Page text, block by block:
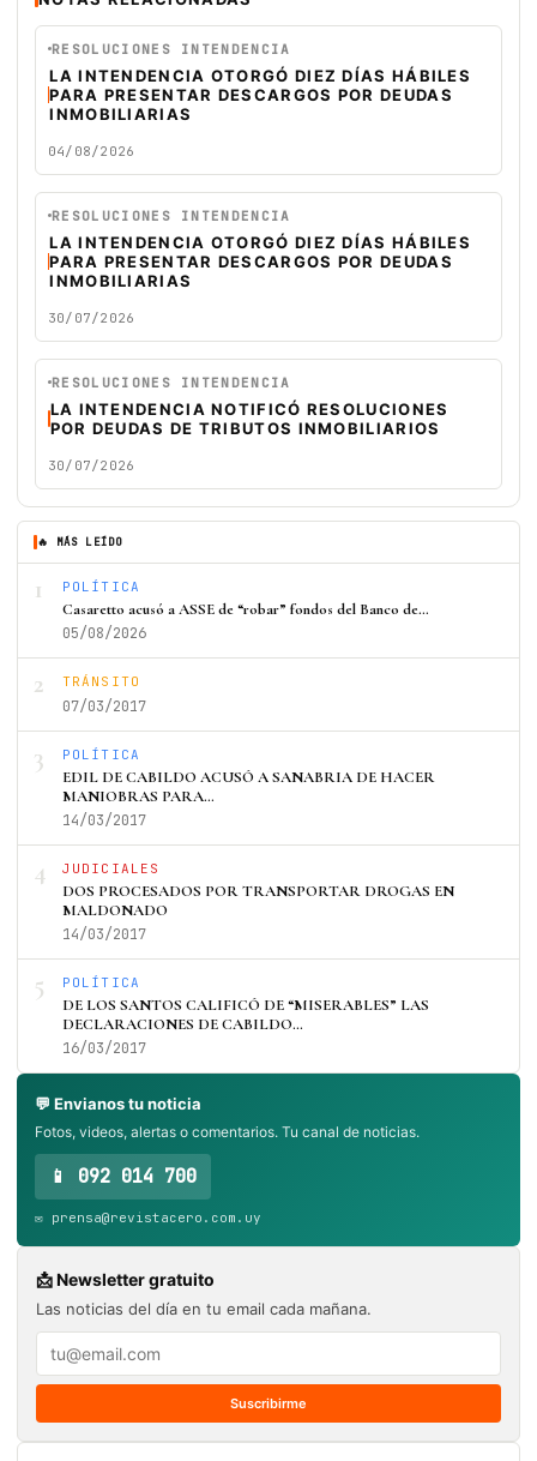
RESOLUCIONES INTENDENCIA
LA INTENDENCIA OTORGÓ DIEZ DÍAS HÁBILES
PARA PRESENTAR DESCARGOS POR DEUDAS
INMOBILIARIAS
04/08/2026
RESOLUCIONES INTENDENCIA
LA INTENDENCIA OTORGÓ DIEZ DÍAS HÁBILES
PARA PRESENTAR DESCARGOS POR DEUDAS
INMOBILIARIAS
30/07/2026
RESOLUCIONES INTENDENCIA
LA INTENDENCIA NOTIFICÓ RESOLUCIONES
POR DEUDAS DE TRIBUTOS INMOBILIARIOS
30/07/2026
🔥 MÁS LEÍDO
1 POLÍTICA
Casaretto acusó a ASSE de “robar” fondos del Banco de…
05/08/2026
2 TRÁNSITO
07/03/2017
3 POLÍTICA
EDIL DE CABILDO ACUSÓ A SANABRIA DE HACER
MANIOBRAS PARA…
14/03/2017
4 JUDICIALES
DOS PROCESADOS POR TRANSPORTAR DROGAS EN
MALDONADO
14/03/2017
5 POLÍTICA
DE LOS SANTOS CALIFICÓ DE “MISERABLES” LAS
DECLARACIONES DE CABILDO…
16/03/2017
💬 Envianos tu noticia
Fotos, videos, alertas o comentarios. Tu canal de noticias.
📱 092 014 700
✉️ prensa@revistacero.com.uy
📩 Newsletter gratuito
Las noticias del día en tu email cada mañana.
Suscribirme